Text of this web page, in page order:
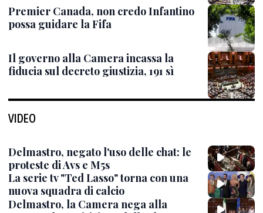
Premier Canada, non credo Infantino
possa guidare la Fifa
Il governo alla Camera incassa la
fiducia sul decreto giustizia, 191 sì
VIDEO
Delmastro, negato l'uso delle chat: le
proteste di Avs e M5s
La serie tv "Ted Lasso" torna con una
nuova squadra di calcio
Delmastro, la Camera nega alla